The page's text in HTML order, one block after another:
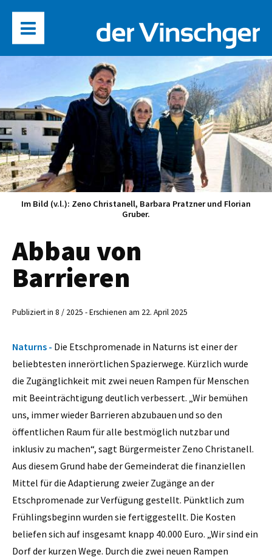
Im Bild (v.l.): Zeno Christanell, Barbara Pratzner und Florian
Gruber.
Abbau von
Barrieren
Publiziert in 8 / 2025 - Erschienen am 22. April 2025
Naturns - Die Etschpromenade in Naturns ist einer der
beliebtesten innerörtlichen Spazierwege. Kürzlich wurde
die Zugänglichkeit mit zwei neuen Rampen für Menschen
mit Beeinträchtigung deutlich verbessert. „Wir bemühen
uns, immer wieder Barrieren abzubauen und so den
öffentlichen Raum für alle bestmöglich nutzbar und
inklusiv zu machen“, sagt Bürgermeister Zeno Christanell.
Aus diesem Grund habe der Gemeinderat die finanziellen
Mittel für die Adaptierung zweier Zugänge an der
Etschpromenade zur Verfügung gestellt. Pünktlich zum
Frühlingsbeginn wurden sie fertiggestellt. Die Kosten
beliefen sich auf insgesamt knapp 40.000 Euro. „Wir sind ein
Dorf der kurzen Wege. Durch die zwei neuen Rampen